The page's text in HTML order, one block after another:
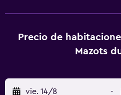
hotel ofrece algunas
y todas cuentan con balcón.
inglesas/irlandesas. Se puede
Precio de
Mazots
vie. 14/8 -